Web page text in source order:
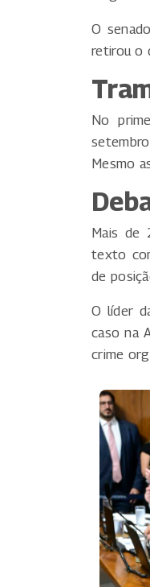
O
retirou o
No
Mesmo
Mais de
texto
de
O líder
caso na
crime